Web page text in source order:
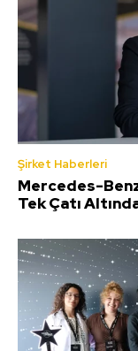
Şirket Haberleri
Mercedes-
Tek Çatı